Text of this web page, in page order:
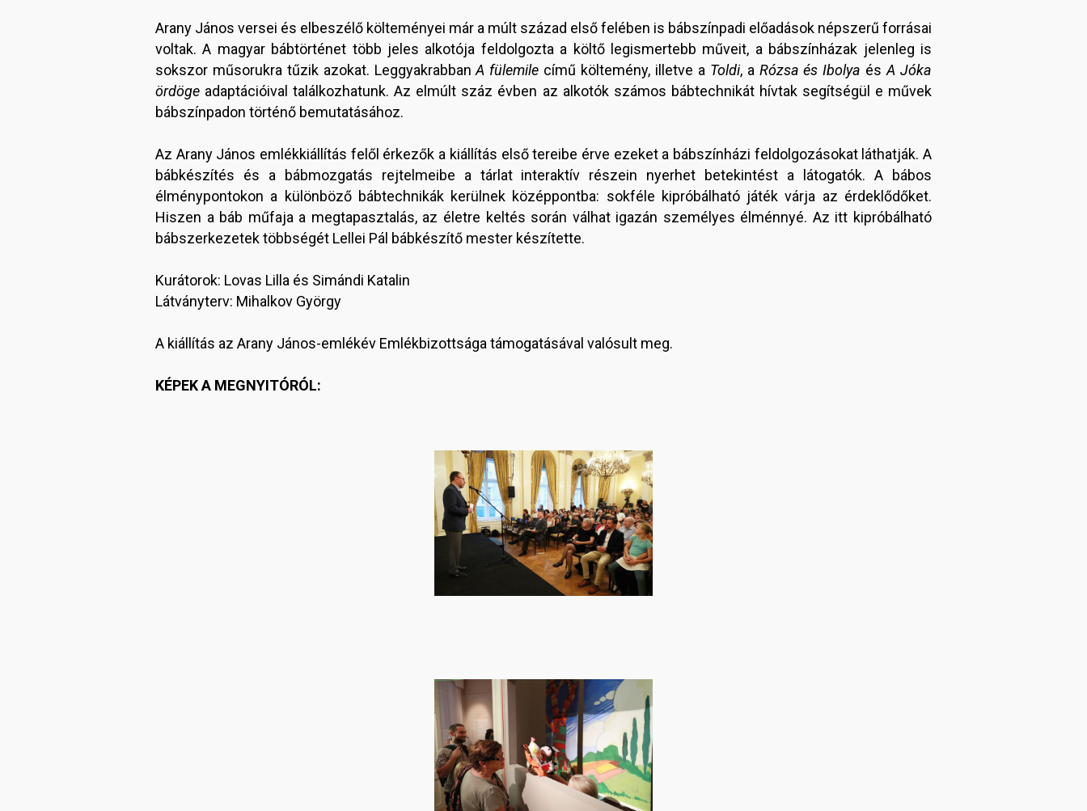
Arany János versei és elbeszélő költeményei már a múlt század első felében is bábszínpadi előadások népszerű forrásai
voltak. A magyar bábtörténet több jeles alkotója feldolgozta a költő legismertebb műveit, a bábszínházak jelenleg is
sokszor műsorukra tűzik azokat. LeggyakrabbanA fülemile című költemény, illetve a Toldi, a Rózsa és Ibolya ésA Jóka
ördöge adaptációival találkozhatunk. Az elmúlt száz évben az alkotók számos bábtechnikát hívtak segítségül e művek
bábszínpadon történő bemutatásához.
Az Arany János emlékkiállítás felől érkezők a kiállítás első tereibe érve ezeket a bábszínházi feldolgozásokat láthatják. A
bábkészítés és a bábmozgatás rejtelmeibe a tárlat interaktív részein nyerhet betekintést a látogatók. A bábos
élménypontokon a különböző bábtechnikák kerülnek középpontba: sokféle kipróbálható játék várja az érdeklődőket.
Hiszen a báb műfaja a megtapasztalás, az életre keltés során válhat igazán személyes élménnyé. Az itt kipróbálható
bábszerkezetek többségét Lellei Pál bábkészítő mester készítette.
Kurátorok: Lovas Lilla és Simándi Katalin
Látványterv: Mihalkov György
A kiállítás az Arany János-emlékév Emlékbizottsága támogatásával valósult meg.
KÉPEK A MEGNYITÓRÓL: